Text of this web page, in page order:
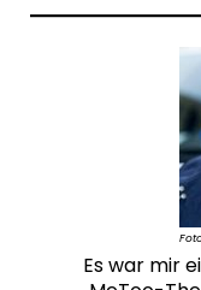
Es war mir